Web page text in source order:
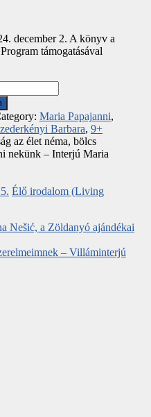
december 2. A könyv a
támogatásával
Maria Papajanni,
Barbara, 9+
az élet néma, bölcs
nekünk – Interjú Maria
Élő irodalom (Living
Nešić, a Zöldanyó ajándékai
– Villáminterjú